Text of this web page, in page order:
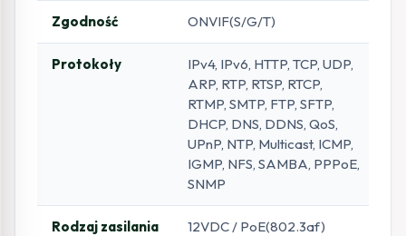
Zgodność ONVIF(S/G/T)
Protokoły
IPv4, IPv6, HTTP, TCP, UDP,
ARP, RTP, RTSP, RTCP,
RTMP, SMTP, FTP, SFTP,
DHCP, DNS, DDNS, QoS,
UPnP, NTP, Multicast, ICMP,
IGMP, NFS, SAMBA, PPPoE,
SNMP
Rodzaj zasilania 12VDC / PoE(802.3af)